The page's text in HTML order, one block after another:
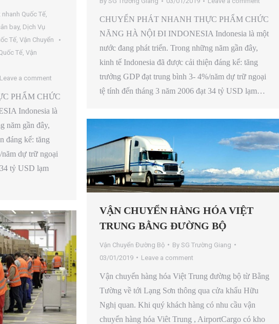
CHUYỂN PHÁT NHANH THỰC PHẨM CHỨC
NĂNG HÀ NỘI ĐI INDONESIA Indonesia là một
nước đang phát triển. Trong những năm gần đây,
kinh tế Indonesia đã được cải thiện đáng kể: tăng
trưởng GDP đạt trung bình 3- 4%/năm dự trữ ngoại
tệ tính đến tháng 3 năm 2006 đạt 34 tỷ USD lạm…
nhanh Quốc Tế,
bay, Dịch Vụ
Tế, Vận Chuyển
Tế, Vận
Leave a comment
PHẨM CHỨC
Indonesia là
năm gần đây,
đáng kể: tăng
dự trữ ngoại
tỷ USD lạm
VẬN CHUYỂN HÀNG HÓA VIỆT
TRUNG BẰNG ĐƯỜNG BỘ
Vận Chuyển Đường Bộ By SG Trường Giang
03/01/2019
Leave a comment
Vận chuyển hàng hóa Việt Trung đường bộ từ Bằng
Tường về tới Lạng Sơn thông qua cửa khẩu Hữu
Nghị quan. Khi quý khách hàng có nhu cầu vận
chuyển hàng hóa Viêt Trung , AirportCargo có kho